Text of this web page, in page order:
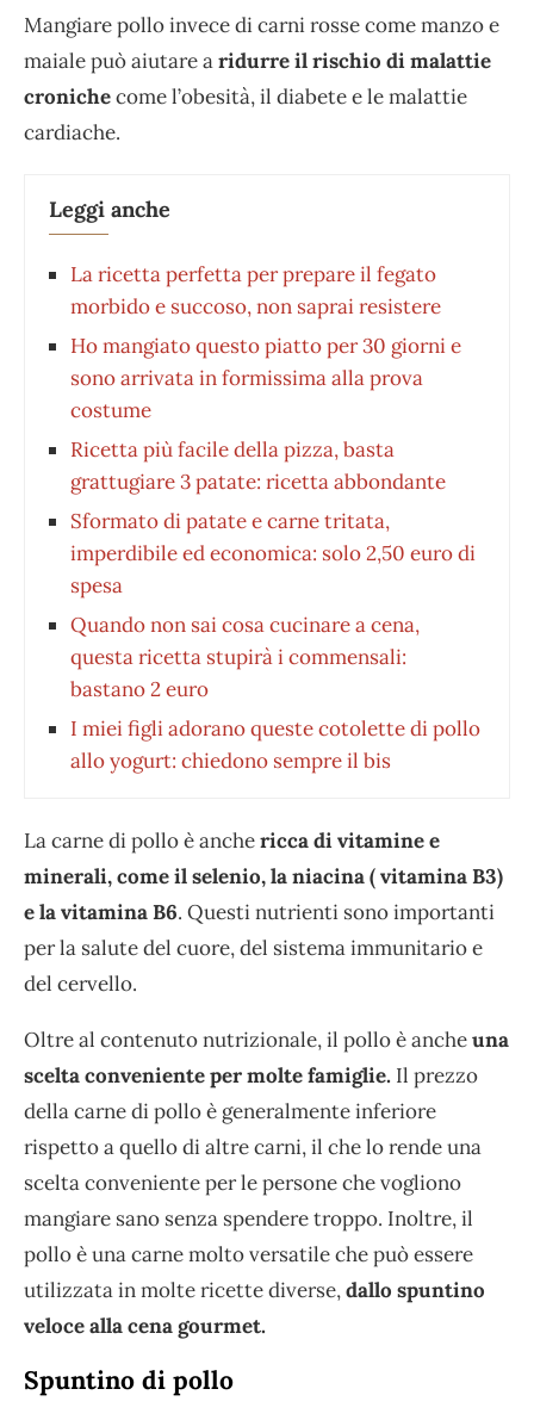
Mangiare pollo invece di carni rosse come manzo e
maiale può aiutare aridurre il rischio di malattie
cronichecome l’obesità, il diabete e le malattie
cardiache.
Leggi anche
La ricetta perfetta per prepare il fegato
morbido e succoso, non saprai resistere
Ho mangiato questo piatto per 30 giorni e
sono arrivata in formissima alla prova
costume
Ricetta più facile della pizza, basta
grattugiare 3 patate: ricetta abbondante
Sformato di patate e carne tritata,
imperdibile ed economica: solo 2,50 euro di
spesa
Quando non sai cosa cucinare a cena,
questa ricetta stupirà i commensali:
bastano 2 euro
I miei figli adorano queste cotolette di pollo
allo yogurt: chiedono sempre il bis
La carne di pollo è anchericca di vitamine e
minerali, come il selenio, la niacina ( vitamina B3)
e la vitamina B6. Questi nutrienti sono importanti
per la salute del cuore, del sistema immunitario e
del cervello.
Oltre al contenuto nutrizionale, il pollo è ancheuna
scelta conveniente per molte famiglie. Il prezzo
della carne di pollo è generalmente inferiore
rispetto a quello di altre carni, il che lo rende una
scelta conveniente per le persone che vogliono
mangiare sano senza spendere troppo. Inoltre, il
pollo è una carne molto versatile che può essere
utilizzata in molte ricette diverse,dallo spuntino
veloce alla cena gourmet.
Spuntino di pollo